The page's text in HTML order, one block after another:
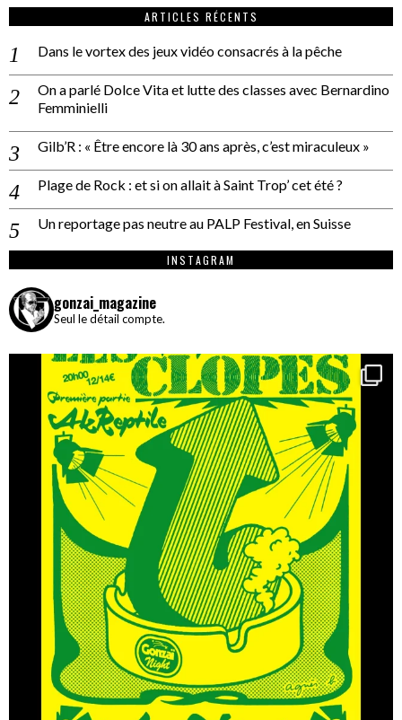
ARTICLES RÉCENTS
Dans le vortex des jeux vidéo consacrés à la pêche
On a parlé Dolce Vita et lutte des classes avec Bernardino
Femminielli
Gilb’R : « Être encore là 30 ans après, c’est miraculeux »
Plage de Rock : et si on allait à Saint Trop’ cet été ?
Un reportage pas neutre au PALP Festival, en Suisse
INSTAGRAM
gonzai_magazine
Seul le détail compte.